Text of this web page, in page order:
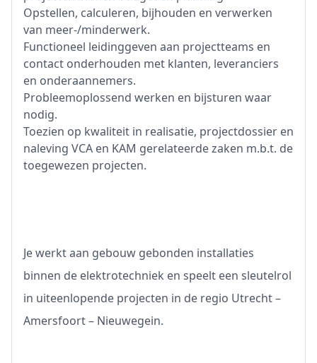
Opstellen, calculeren, bijhouden en verwerken
van meer-/minderwerk.
Functioneel leidinggeven aan projectteams en
contact onderhouden met klanten, leveranciers
en onderaannemers.
Probleemoplossend werken en bijsturen waar
nodig.
Toezien op kwaliteit in realisatie, projectdossier en
naleving VCA en KAM gerelateerde zaken m.b.t. de
toegewezen projecten.
Je werkt aan gebouw gebonden installaties
binnen de elektrotechniek en speelt een sleutelrol
in uiteenlopende projecten in de regio Utrecht –
Amersfoort – Nieuwegein.